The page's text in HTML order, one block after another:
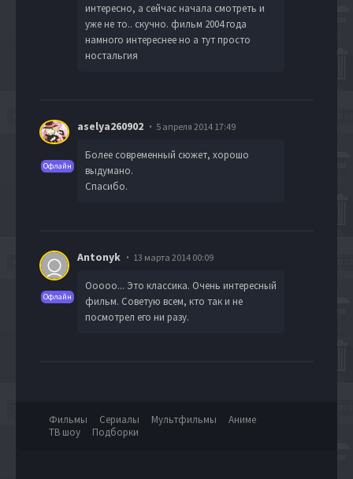
интересно, а сейчас начала смотреть и
уже не то.. скучно. фильм 2004 года
намного интереснее но а тут просто
ностальгия
Офлайн
aselya260902 5 апреля 2014 17:49
Более современный сюжет, хорошо
выдумано.
Спасибо.
Офлайн
Antonyk 13 марта 2014 00:09
Ооооо... Это классика. Очень интересный
фильм. Советую всем, кто так и не
посмотрел его ни разу.
Фильмы Сериалы Мультфильмы
Аниме
ТВ шоу
Подборки